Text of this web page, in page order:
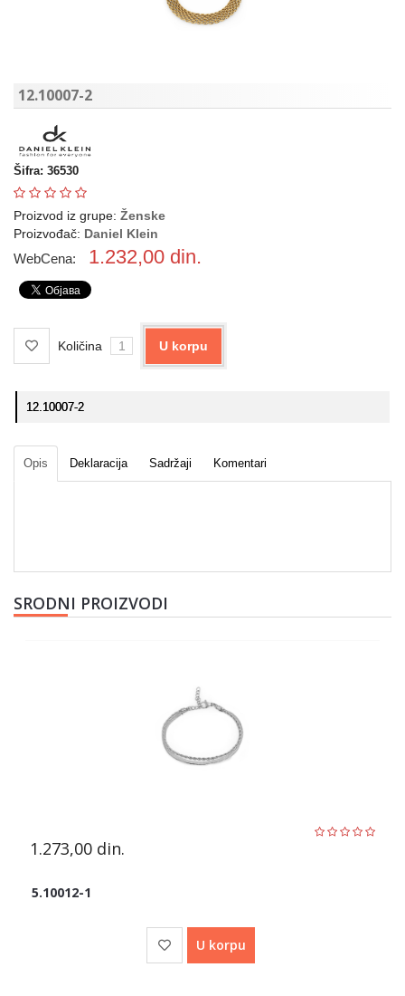
12.10007-2
Šifra: 36530
Proizvod iz grupe: Ženske
Proizvođač: Daniel Klein
WebCena: 1.232,00 din.
Količina U korpu
12.10007-2
Opis Deklaracija Sadržaji Komentari
SRODNI PROIZVODI
1.273,00 din.
5.10012-1
U korpu